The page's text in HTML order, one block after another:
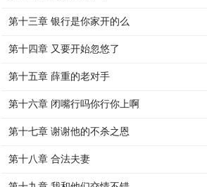
第十三章 银行是你家开的么
第十四章 又要开始忽悠了
第十五章 薛重的老对手
第十六章 闭嘴行吗你行你上啊
第十七章 谢谢他的不杀之恩
第十八章 合法夫妻